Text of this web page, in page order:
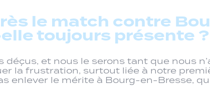
le match contre
toujours présente ?
et nous le serons tant que nous
la frustration, surtout liée à notre
enlever le mérite à Bourg-en-Bresse,